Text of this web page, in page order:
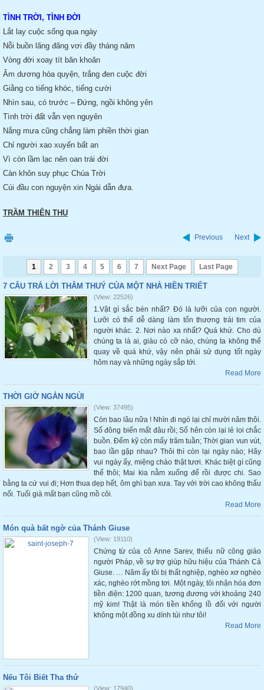
TÌNH TRỜI, TÌNH ĐỜI
Lắt lay cuộc sống qua ngày
Nỗi buồn lãng đãng vơi đầy tháng năm
Vòng đời xoay tít băn khoăn
Âm dương hòa quyện, trắng đen cuộc đời
Giằng co tiếng khóc, tiếng cười
Nhìn sau, có trước – Đứng, ngồi không yên
Tình trời đất vẫn vẹn nguyên
Nắng mưa cũng chẳng làm phiền thời gian
Chỉ người xao xuyến bất an
Vì còn lầm lạc nên oan trái đời
Càn khôn suy phục Chúa Trời
Cúi đầu con nguyện xin Ngài dẫn đưa.
TRẦM THIÊN THU
Previous Next
1 2 3 4 5 6 7 Next Page Last Page
7 CÂU TRẢ LỜI THÂM THUÝ CỦA MỘT NHÀ HIỀN TRIẾT
(View: 22526)
1.Vật gì sắc bén nhất? Đó là lưỡi của con người.
Lưỡi có thể dễ dàng làm tổn thương trái tim của
người khác. 2. Nơi nào xa nhất? Quá khứ. Cho dù
chúng ta là ai, giàu có cỡ nào, chúng ta không thể
quay về quá khứ, vậy nên phải sử dụng tốt ngày
hôm nay và những ngày sắp tới.
Read More
THỜI GIỜ NGẮN NGỦI
(View: 37495)
Còn bao lâu nữa ! Nhìn đi ngó lại chỉ mười năm thôi.
Số đông biến mất đâu rồi; Số hên còn lại lẻ loi chắc
buồn. Đếm kỹ còn mấy trăm tuần; Thời gian vun vút,
bao lần gặp nhau? Thôi thì còn lại ngày nào; Hãy
vui ngày ấy, miệng chào thật tươi. Khác biệt gì cũng
thế thôi; Mai kia nằm xuống để rồi được chi. Sao
bằng ta cứ vui đi; Hơn thua dẹp hết, ôm ghì bạn xưa. Tay với trời cao không thấu
nổi. Tuổi già mất bạn cũng mồ côi.
Read More
Món quà bất ngờ của Thánh Giuse
(View: 19110)
Chứng từ của cô Anne Sarev, thiếu nữ công giáo
người Pháp, về sự trợ giúp hữu hiệu của Thánh Cả
Giuse. … Năm ấy tôi bị thất nghiệp, nghèo xơ nghèo
xác, nghèo rớt mồng tơi. Một ngày, tôi nhận hóa đơn
tiền điện: 1200 quan, tương đương với khoảng 240
mỹ kim! Thật là món tiền khổng lồ đối với người
không một đồng xu dính túi như tôi!
Read More
Nếu Tôi Biết Tha thứ
(View: 17940)